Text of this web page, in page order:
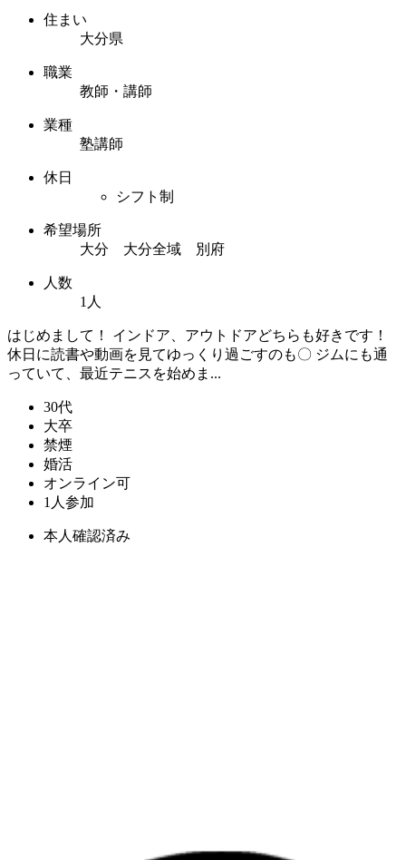
住まい
大分県
職業
教師・講師
業種
塾講師
休日
シフト制
希望場所
大分 大分全域 別府
人数
1人
はじめまして！ インドア、アウトドアどちらも好きです！
休日に読書や動画を見てゆっくり過ごすのも〇 ジムにも通
っていて、最近テニスを始めま...
30代
大卒
禁煙
婚活
オンライン可
1人参加
本人確認済み